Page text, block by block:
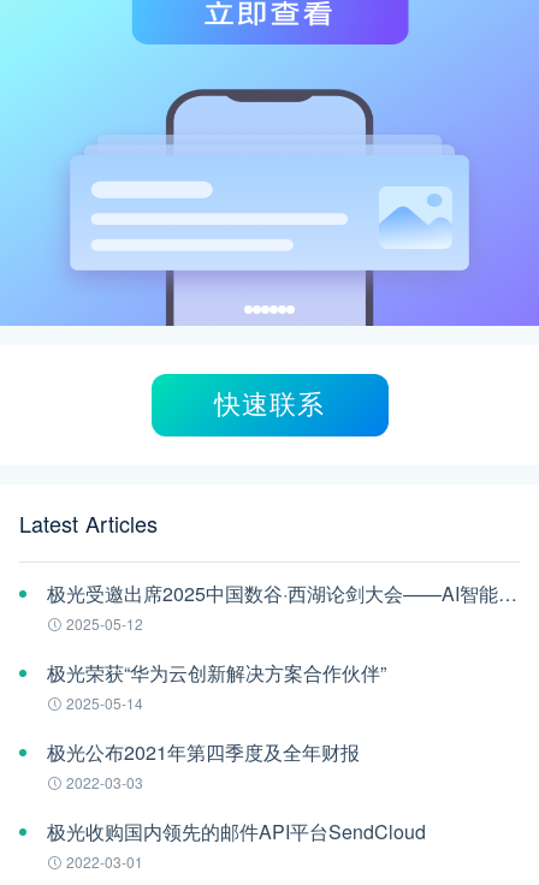
快速联系
Latest Articles
极光受邀出席2025中国数谷·西湖论剑大会——AI智能体应用与安全治理论坛
2025-05-12
极光荣获“华为云创新解决方案合作伙伴”
2025-05-14
极光公布2021年第四季度及全年财报
2022-03-03
极光收购国内领先的邮件API平台SendCloud
2022-03-01